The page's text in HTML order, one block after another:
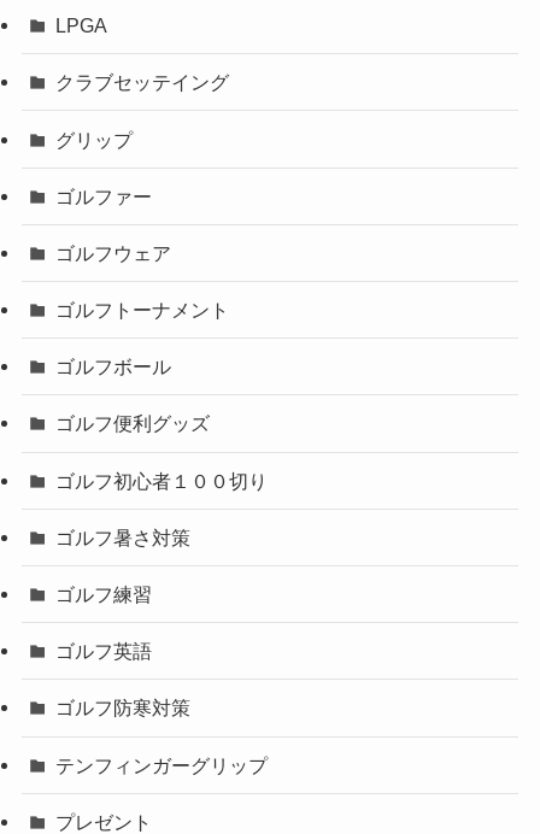
LPGA
クラブセッテイング
グリップ
ゴルファー
ゴルフウェア
ゴルフトーナメント
ゴルフボール
ゴルフ便利グッズ
ゴルフ初心者１００切り
ゴルフ暑さ対策
ゴルフ練習
ゴルフ英語
ゴルフ防寒対策
テンフィンガーグリップ
プレゼント